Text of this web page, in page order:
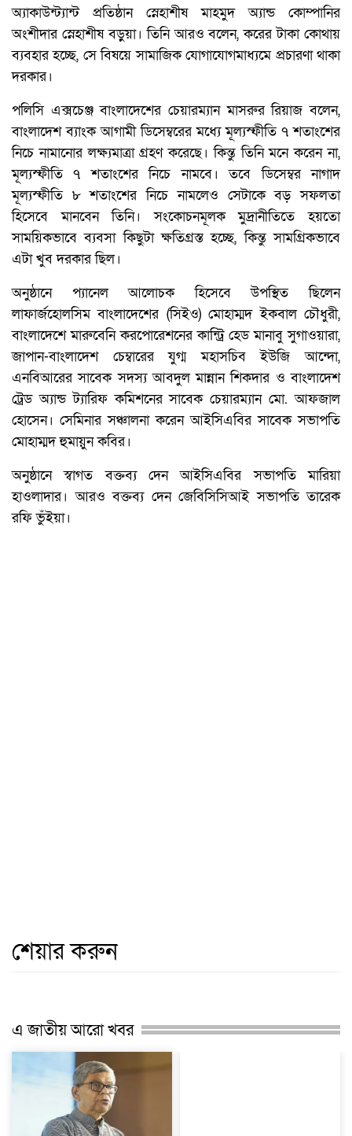
অ্যাকাউন্ট্যান্ট প্রতিষ্ঠান স্নেহাশীষ মাহমুদ অ্যান্ড কোম্পানির
অংশীদার স্নেহাশীষ বড়ুয়া। তিনি আরও বলেন, করের টাকা কোথায়
ব্যবহার হচ্ছে, সে বিষয়ে সামাজিক যোগাযোগমাধ্যমে প্রচারণা থাকা
দরকার।
পলিসি এক্সচেঞ্জ বাংলাদেশের চেয়ারম্যান মাসরুর রিয়াজ বলেন,
বাংলাদেশ ব্যাংক আগামী ডিসেম্বরের মধ্যে মূল্যস্ফীতি ৭ শতাংশের
নিচে নামানোর লক্ষ্যমাত্রা গ্রহণ করেছে। কিন্তু তিনি মনে করেন না,
মূল্যস্ফীতি ৭ শতাংশের নিচে নামবে। তবে ডিসেম্বর নাগাদ
মূল্যস্ফীতি ৮ শতাংশের নিচে নামলেও সেটাকে বড় সফলতা
হিসেবে মানবেন তিনি। সংকোচনমূলক মুদ্রানীতিতে হয়তো
সাময়িকভাবে ব্যবসা কিছুটা ক্ষতিগ্রস্ত হচ্ছে, কিন্তু সামগ্রিকভাবে
এটা খুব দরকার ছিল।
অনুষ্ঠানে প্যানেল আলোচক হিসেবে উপস্থিত ছিলেন
লাফার্জহোলসিম বাংলাদেশের (সিইও) মোহাম্মদ ইকবাল চৌধুরী,
বাংলাদেশে মারুবেনি করপোরেশনের কান্ট্রি হেড মানাবু সুগাওয়ারা,
জাপান-বাংলাদেশ চেম্বারের যুগ্ম মহাসচিব ইউজি আন্দো,
এনবিআরের সাবেক সদস্য আবদুল মান্নান শিকদার ও বাংলাদেশ
ট্রেড অ্যান্ড ট্যারিফ কমিশনের সাবেক চেয়ারম্যান মো. আফজাল
হোসেন। সেমিনার সঞ্চালনা করেন আইসিএবির সাবেক সভাপতি
মোহাম্মদ হুমায়ুন কবির।
অনুষ্ঠানে স্বাগত বক্তব্য দেন আইসিএবির সভাপতি মারিয়া
হাওলাদার। আরও বক্তব্য দেন জেবিসিসিআই সভাপতি তারেক
রফি ভুঁইয়া।
শেয়ার করুন
এ জাতীয় আরো খবর